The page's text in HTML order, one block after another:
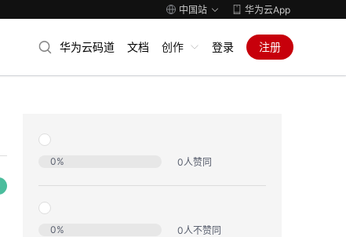
中国站 华为云App
华为云码道 文档 创作 登录 注册
0% 0人赞同
0% 0人不赞同